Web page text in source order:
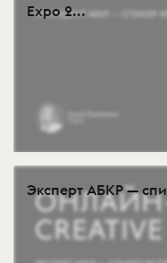
Expo 2...
Эксперт АБКР —